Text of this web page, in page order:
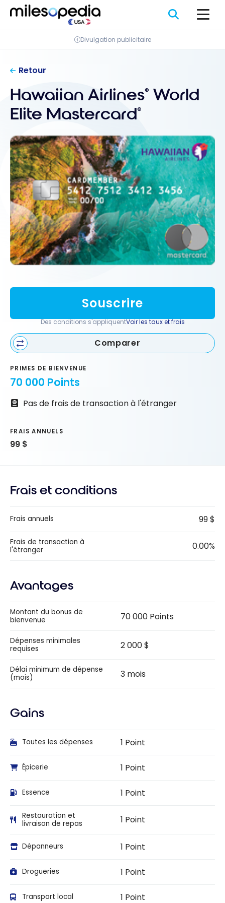
Passer
Divulgation publicitaire
Retour
Hawaiian Airlines® World
Elite Mastercard®
Souscrire
Des conditions s'appliquentVoir les taux et frais
Comparer
PRIMES DE BIENVENUE
70 000 Points
Pas de frais de transaction à l'étranger
FRAIS ANNUELS
99 $
Frais et conditions
Frais annuels 99 $
Frais de transaction à
l'étranger
0.00%
Avantages
Montant du bonus de
bienvenue
70 000 Points
Dépenses minimales
requises
2 000 $
Délai minimum de dépense
(mois)
3 mois
Gains
Toutes les dépenses 1 Point
Épicerie 1 Point
Essence 1 Point
Restauration et
livraison de repas
1 Point
Dépanneurs 1 Point
Drogueries 1 Point
Transport local 1 Point